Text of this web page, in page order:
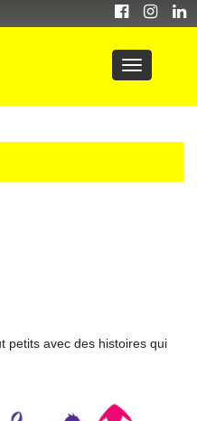
petits avec des histoires qui